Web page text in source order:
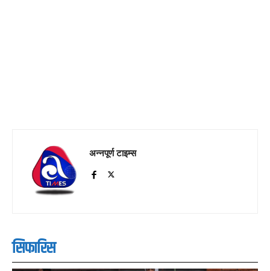
अन्नपूर्ण टाइम्स
सिफारिस